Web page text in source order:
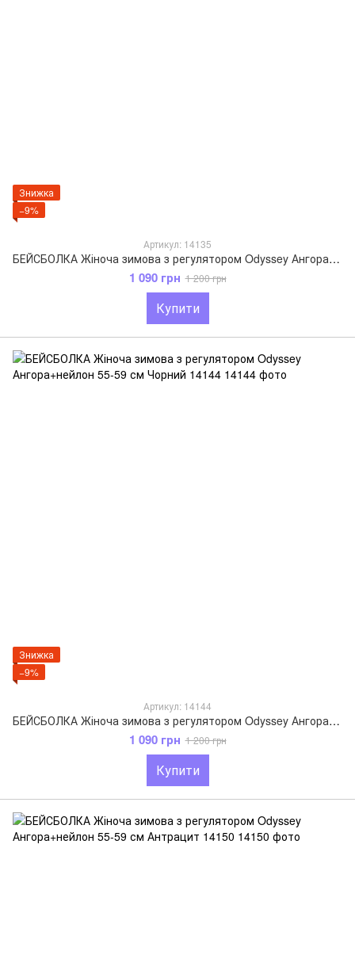
Знижка
−9%
Артикул: 14135
БЕЙСБОЛКА Жіноча зимова з регулятором Odyssey Ангора+нейлон 55-59 см Малиновий 14135
1 090 грн 1 200 грн
Купити
Знижка
−9%
Артикул: 14144
БЕЙСБОЛКА Жіноча зимова з регулятором Odyssey Ангора+нейлон 55-59 см Чорний 14144
1 090 грн 1 200 грн
Купити